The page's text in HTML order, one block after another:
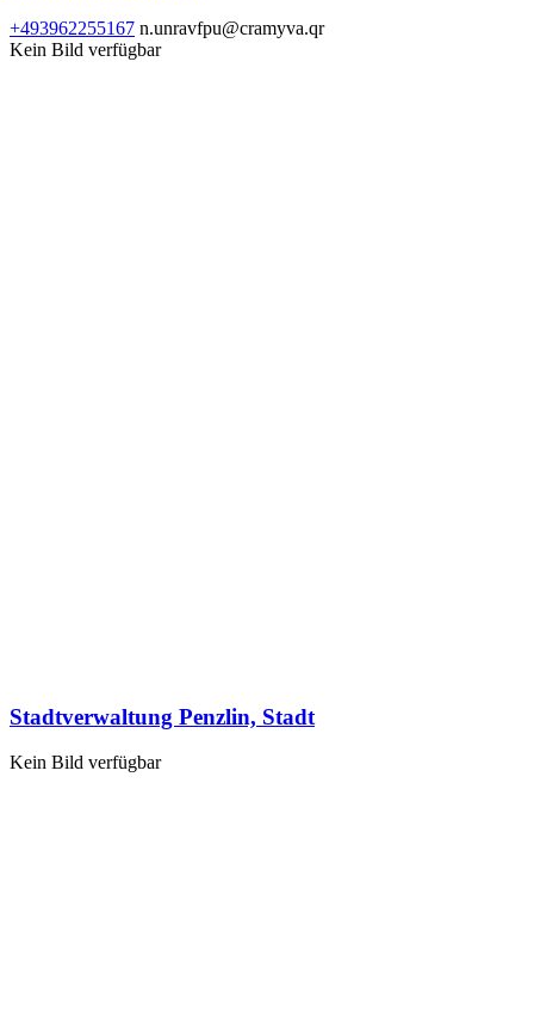
+493962255167 n.unravfpu@cramyva.qr
Kein Bild verfügbar
Stadtverwaltung Penzlin, Stadt
Kein Bild verfügbar